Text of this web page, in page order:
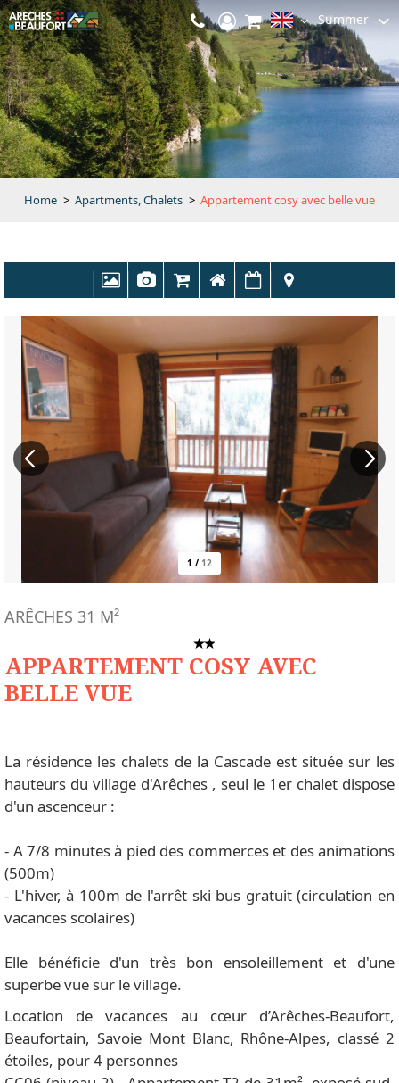
Summer
Home > Apartments, Chalets > Appartement cosy avec belle vue
1 / 12
APPARTEMENT COSY AVEC
BELLE VUE
ARÊCHES 31 M²
La résidence les chalets de la Cascade est située sur les
hauteurs du village d'Arêches , seul le 1er chalet dispose
d'un ascenceur :
- A 7/8 minutes à pied des commerces et des animations
(500m)
- L'hiver, à 100m de l'arrêt ski bus gratuit (circulation en
vacances scolaires)
Elle bénéficie d'un très bon ensoleillement et d'une
superbe vue sur le village.
Location de vacances au cœur d’Arêches-Beaufort,
Beaufortain, Savoie Mont Blanc, Rhône-Alpes, classé 2
étoiles, pour 4 personnes